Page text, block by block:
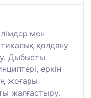
мен
қолдану
Дыбысты
еркін
жоғары
жалғастыру.